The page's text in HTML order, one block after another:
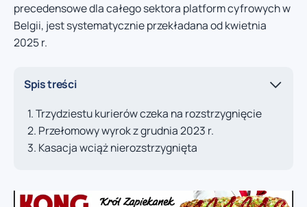
precedensowe dla całego sektora platform cyfrowych w
Belgii, jest systematycznie przekładana od kwietnia
2025 r.
Spis treści
Trzydziestu kurierów czeka na rozstrzygnięcie
Przełomowy wyrok z grudnia 2023 r.
Kasacja wciąż nierozstrzygnięta